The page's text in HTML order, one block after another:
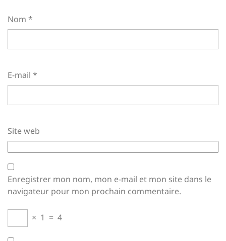
Nom *
E-mail *
Site web
Enregistrer mon nom, mon e-mail et mon site dans le
navigateur pour mon prochain commentaire.
× 1 = 4